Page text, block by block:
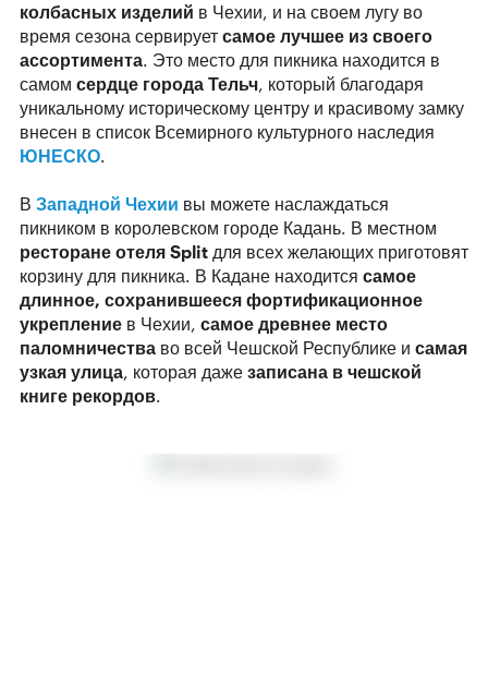
колбасных изделий в Чехии, и на своем лугу во
время сезона сервирует самое лучшее из своего
ассортимента. Это место для пикника находится в
самом сердце города Тельч, который благодаря
уникальному историческому центру и красивому замку
внесен в список Всемирного культурного наследия
ЮНЕСКО.
В Западной Чехии вы можете наслаждаться
пикником в королевском городе Кадань. В местном
ресторане отеля Split для всех желающих приготовят
корзину для пикника. В Кадане находится самое
длинное, сохранившееся фортификационное
укрепление в Чехии, самое древнее место
паломничества во всей Чешской Республике и самая
узкая улица, которая даже записана в чешской
книге рекордов.